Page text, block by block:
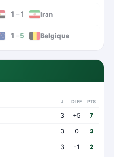
1 –1 Iran
1 –5 Belgique
J DIFF PTS
3 +5 7
3 0 3
3 -1 2